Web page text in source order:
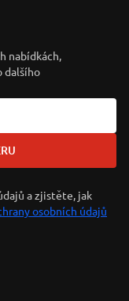
nabídkách,
dalšího
a zjistěte, jak
osobních údajů